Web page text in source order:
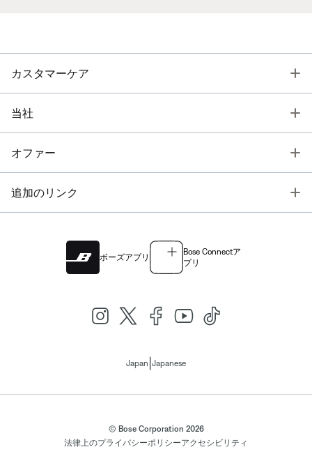
カスタマーケア
当社
オファー
追加のリンク
ボーズアプリ
Bose Connectア
プリ
Japan Japanese
© Bose Corporation 2026
法律上のプライバシーポリシーアクセシビリティ